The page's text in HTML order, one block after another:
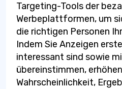
Targeting-Tools der
Werbeplattformen, um
die richtigen Personen
Indem Sie Anzeigen
interessant sind sowie
übereinstimmen,
Wahrscheinlichkeit,